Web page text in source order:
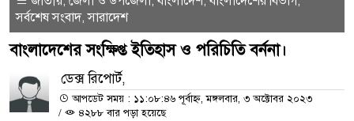
সর্বশেষ সংবাদ,সারাদেশ
বাংলাদেশের সংক্ষিপ্ত ইতিহাস ও পরিচিতি বর্ননা।
ডেক্স রিপোর্ট,
আপডেট সময় : ১১:০৮:৪৬ পূর্বাহ্ন, মঙ্গলবার, ৩ অক্টোবর ২০২৩
/
৪২৮৮ বার পড়া হয়েছে